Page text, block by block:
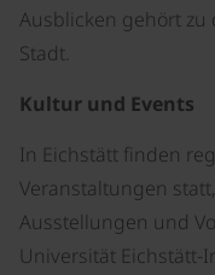
Ausblicken gehört
Stadt.
Kultur und Events
In Eichstätt finden
Veranstaltungen
Ausstellungen und
Universität Eichstätt-